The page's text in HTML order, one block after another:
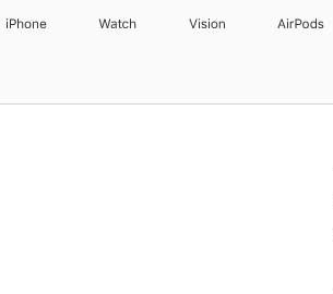
iPhone Watch Vision AirPods